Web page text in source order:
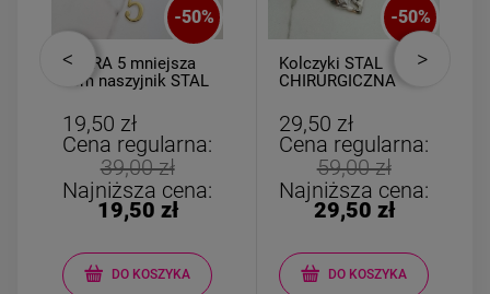
-50%
CYFRA 5 mniejsza
2cm naszyjnik STAL
19,50 zł
Cena regularna:
39,00 zł
Najniższa cena:
19,50 zł
DO KOSZYKA
-50%
Kolczyki STAL
CHIRURGICZNA
ażurowe
29,50 zł
Cena regularna:
59,00 zł
Najniższa cena:
29,50 zł
DO KOSZYKA